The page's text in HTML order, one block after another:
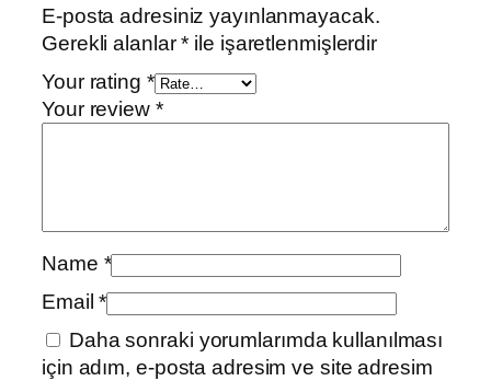
E-posta adresiniz yayınlanmayacak.
Gerekli alanlar* ile işaretlenmişlerdir
Your rating *
Your review *
Name *
Email*
Daha sonraki yorumlarımda kullanılması
için adım, e-posta adresim ve site adresim